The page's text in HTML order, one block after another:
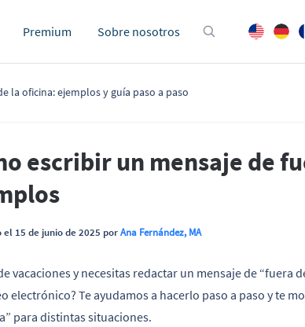
Premium Sobre nosotros
la oficina: ejemplos y guía paso a paso
escribir un mensaje de
el 15 de junio de 2025 porAna Fernández, MA
vacaciones y necesitas redactar un mensaje de
electrónico? Te ayudamos a hacerlo paso a paso y te
para distintas situaciones.